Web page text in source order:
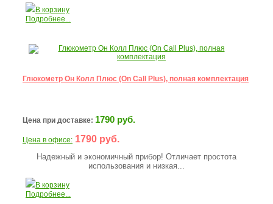
В корзину
Подробнее...
Глюкометр Он Колл Плюс (On Call Plus), полная комплектация
Цена при доставке: 1790 руб.
Цена в офисе: 1790 руб.
Надежный и экономичный прибор! Отличает простота
использования и низкая...
В корзину
Подробнее...